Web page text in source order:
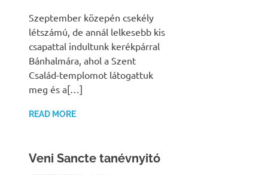
Szeptember közepén csekély
létszámú, de annál lelkesebb kis
csapattal indultunk kerékpárral
Bánhalmára, ahol a Szent
Család-templomot látogattuk
meg és a[…]
READ MORE
Veni Sancte tanévnyitó